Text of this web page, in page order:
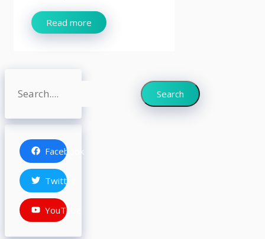
Read more
Search Search
Facebook
Twitter
YouTube